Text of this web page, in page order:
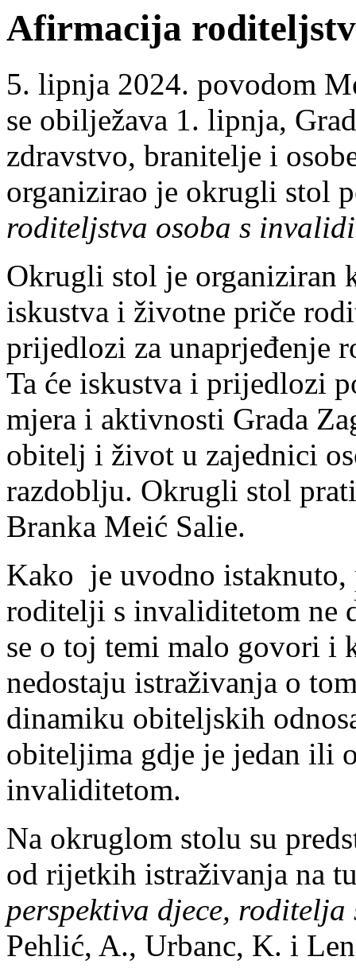
Afirmacija
5. lipnja 2024. povodom
se obilježava 1. lipnja,
zdravstvo, branitelje i
organizirao je okrugli stol
roditeljstva osoba s
Okrugli stol je organiziran
iskustva i životne priče
prijedlozi za unaprjeđenje
Ta će iskustva i prijedlozi
mjera i aktivnosti Grada
obitelj i život u zajednici
razdoblju. Okrugli stol
Branka Meić Salie.
Kako je uvodno istaknuto,
roditelji s invaliditetom ne
se o toj temi malo govori i
nedostaju istraživanja o
dinamiku obiteljskih
obiteljima gdje je jedan ili
invaliditetom.
Na okruglom stolu su
od rijetkih istraživanja na
perspektiva djece,
Pehlić, A., Urbanc, K. i